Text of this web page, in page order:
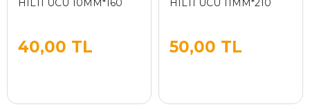
HILTI UCU 10MM*160
40,00 TL
HILTI UCU 11MM*210
50,00 TL